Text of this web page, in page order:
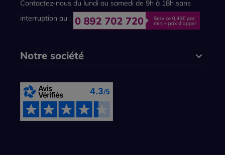
Contactez-nous du lundi au samedi de 9h à 18h sans
interruption au :
Notre société